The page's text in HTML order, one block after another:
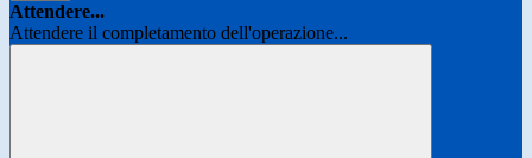
Attendere...
Attendere il completamento dell'operazione...